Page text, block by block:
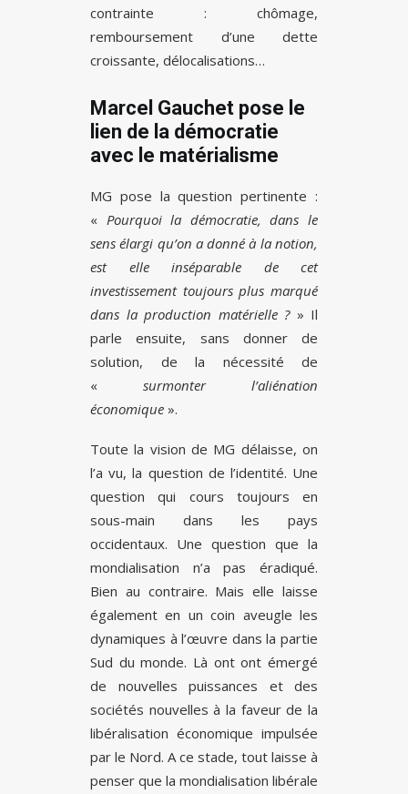
contrainte : chômage,
remboursement d’une dette
croissante, délocalisations…
Marcel Gauchet pose le
lien de la démocratie
avec le matérialisme
MG pose la question pertinente :
« Pourquoi la démocratie, dans le
sens élargi qu’on a donné à la notion,
est elle inséparable de cet
investissement toujours plus marqué
dans la production matérielle ?» Il
parle ensuite, sans donner de
solution, de la nécessité de
« surmonter l’aliénation
économique ».
Toute la vision de MG délaisse, on
l’a vu, la question de l’identité. Une
question qui cours toujours en
sous-main dans les pays
occidentaux. Une question que la
mondialisation n’a pas éradiqué.
Bien au contraire. Mais elle laisse
également en un coin aveugle les
dynamiques à l’œuvre dans la partie
Sud du monde. Là ont ont émergé
de nouvelles puissances et des
sociétés nouvelles à la faveur de la
libéralisation économique impulsée
par le Nord. A ce stade, tout laisse à
penser que la mondialisation libérale